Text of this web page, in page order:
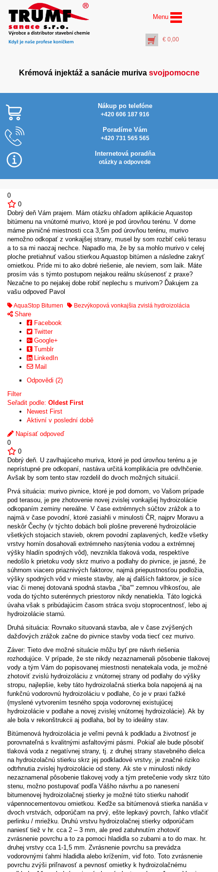
Menu
€ 0,00
Krémová injektáž a sanácie muriva svojpomocne
Nákup po telefóne
+420 606 187 916
Poradíme Vám
+420 731 565 565
Internetová poradňa
otázky a odpovede
0
0
Dobrý deň Vám prajem. Mám otázku ohľadom aplikácie Aquastop
bitúmenu na vnútorné murivo, ktoré je pod úrovňou terénu. V dome
máme pivničné miestnosti cca 3,5m pod úrovňou terénu, murivo
nemožno odkopať z vonkajšej strany, musel by som rozbiť celú terasu
a to sa mi naozaj nechce. Napadlo ma, že by sa mohlo murivo v celej
ploche pretiahnuť vašou stierkou Aquastop bitúmen a následne zakryť
omietkou. Príde mi to ako dobré riešenie, ale neviem, som laik. Máte
prosím vás s týmto postupom nejakou reálnu skúsenosť z praxe?
Nezačne to po nejakej dobe robiť neplechu s murivom? Ďakujem za
vašu odpoveď Pavol
AquaStop Bitumen Bezvýkopová vonkajšia zvislá hydroizolácia
Share
Facebook
Twitter
Google+
Tumblr
LinkedIn
Mail
Odpovědi (2)
Filter
Seřadit podle: Oldest First
Newest First
Aktivní v poslední době
Napísať odpoveď
0
0
Dobrý deň. U zavlhajúceho muriva, ktoré je pod úrovňou terénu a je
neprístupné pre odkopaní, nastáva určitá komplikácia pre odvlhčenie.
Avšak by som tento stav rozdelil do dvoch možných situácií.
Prvá situácia: murivo pivnice, ktoré je pod domom, vo Vašom prípade
pod terasou, je pre zhotovenie novej zvislej vonkajšej hydroizolácie
odkopaním zeminy nereálne. V čase extrémnych súčtov zrážok a to
najmä v čase povodní, ktoré zasiahli v minulosti ČR, najprv Moravu a
neskôr Čechy (v týchto dobách boli plošne preverené hydroizolácie
všetkých stojacich stavieb, okrem povodní zaplavených, keďže všetky
vrstvy hornín dosahovali extrémneho nasýtenia vodou a extrémnej
výšky hladín spodných vôd), nevznikla tlaková voda, respektíve
nedošlo k prietoku vody skrz murivo a podlahy do pivnice, je jasné, že
súhrnom viacero priaznivých faktorov, najmä priepustnosťou podložia,
výšky spodných vôd v mieste stavby, ale aj ďalších faktorov, je síce
viac či menej dotovaná spodná stavba „“iba““ zemnou vlhkosťou, ale
voda do týchto suterénnych priestorov nikdy nenatiekla. Táto logická
úvaha však s pribúdajúcim časom stráca svoju stoprocentnosť, lebo aj
hydroizolácie starnú.
Druhá situácia: Rovnako situovaná stavba, ale v čase zvýšených
dažďových zrážok začne do pivnice stavby voda tiecť cez murivo.
Záver: Tieto dve možné situácie môžu byť pre návrh riešenia
rozhodujúce. V prípade, že ste nikdy nezaznamenali pôsobenie tlakovej
vody a tým Vám do popisovanej miestnosti nenatekala voda, je možné
zhotoviť zvislú hydroizoláciu z vnútornej strany od podlahy do výšky
stropu, najlepšie, keby táto hydroizolačná stierka bola napojená aj na
funkčnú vodorovnú hydroizoláciu v podlahe, čo je v praxi ťažké
(myslené vytvorením tesného spoja vodorovnej existujúcej
hydroizolácie v podlahe a novej zvislej vnútornej hydroizolácie). Ak by
ale bola v rekonštrukcii aj podlaha, bol by to ideálny stav.
Bitúmenová hydroizolácia je veľmi pevná k podkladu a životnosť je
porovnateľná s kvalitnými asfaltovými pásmi. Pokiaľ ale bude pôsobiť
tlaková voda z negatívnej strany, tj. z druhej strany stavebného dielca
na hydroizolačnú stierku skrz jej podkladové vrstvy, je značné riziko
odtrhnutia zvislej hydroizolácie od steny. Ak ste v minulosti nikdy
nezaznamenal pôsobenie tlakovej vody a tým pretečenie vody skrz túto
stenu, možno postupovať podľa Vášho návrhu a po nanesení
bitumenovej hydroizolačnej stierky je možné túto stierku nahodiť
vápennocementovou omietkou. Keďže sa bitúmenová stierka nanáša v
dvoch vrstvách, odporúčam na prvý, ešte lepkavý povrch, ľahko vtlačiť
perlinku / mriežku. Druhú vrstvu hydroizolačnej stierky odporúčam
naniesť tiež v hr. cca 2 – 3 mm, ale pred zatuhnutím zhotoviť
zvrásnenie povrchu a to za pomoci hladidla so zubami a to do max. hr.
druhej vrstvy cca 1-1,5 mm. Zvrásnenie povrchu sa prevádza
vodorovnými ťahmi hladidla alebo krížením, viď foto. Toto zvrásnenie
povrchu zvýši priľnavosť a pevnosť omietky k hydroizolačnému
AquaStop Cream® –
vedro 5 litrov
€117,00